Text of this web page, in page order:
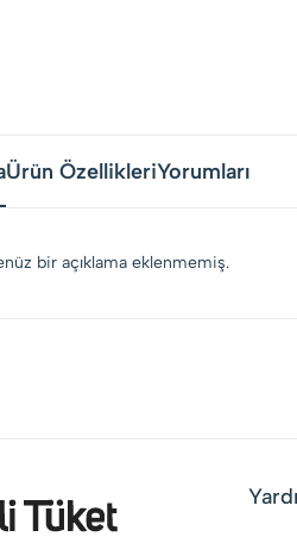
Ürün ÖzellikleriYorumları
bir açıklama eklenmemiş.